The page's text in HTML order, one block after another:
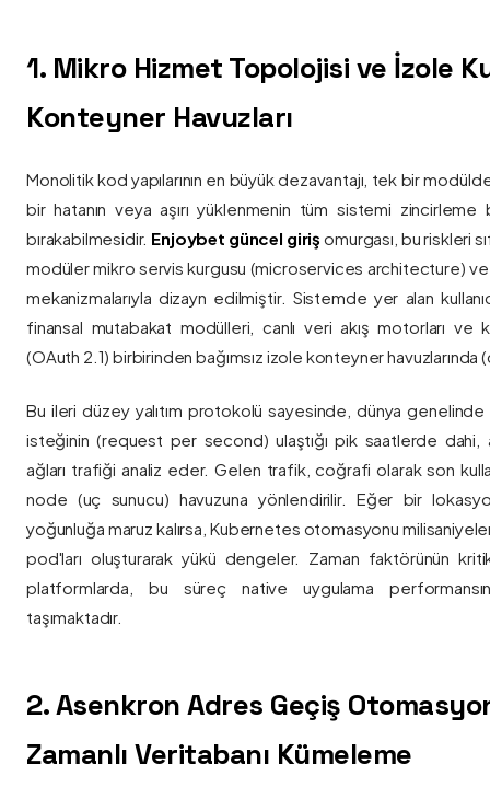
1. Mikro Hizmet Topolojisi ve İzole
Konteyner Havuzları
Monolitik kod yapılarının en büyük dezavantajı, tek bir
bir hatanın veya aşırı yüklenmenin tüm sistemi zincirleme
bırakabilmesidir. Enjoybet güncel giriş omurgası, bu riskleri
modüler mikro servis kurgusu (microservices architecture)
mekanizmalarıyla dizayn edilmiştir. Sistemde yer alan
finansal mutabakat modülleri, canlı veri akış motorları ve
(OAuth 2.1) birbirinden bağımsız izole konteyner havuzlarında
Bu ileri düzey yalıtım protokolü sayesinde, dünya genelinde
isteğinin (request per second) ulaştığı pik saatlerde dahi,
ağları trafiği analiz eder. Gelen trafik, coğrafi olarak son
node (uç sunucu) havuzuna yönlendirilir. Eğer bir
yoğunluğa maruz kalırsa, Kubernetes otomasyonu
pod'ları oluşturarak yükü dengeler. Zaman faktörünün
platformlarda, bu süreç native uygulama
taşımaktadır.
2. Asenkron Adres Geçiş
Zamanlı Veritabanı Kümeleme